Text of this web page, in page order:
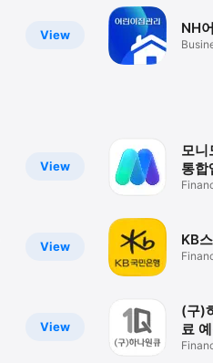
View NH
View
View
View
모니
통합
카드
KB
(구)
료